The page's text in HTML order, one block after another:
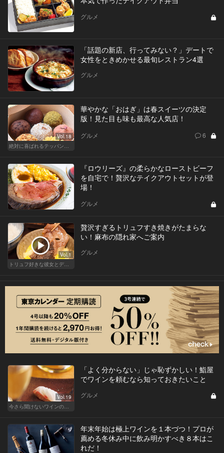
グルメ
「話題の新店、行ってみない？」デートで
女性をときめかせる最旬レストラン4選
グルメ
Vol.18
絶対に喜ばれるテッパン手土産
華やかな「おはぎ」は春スイーツの決定
版！見た目も味も最高な人気店！
グルメ 6
『ロウリーズ』の柔らかなローストビーフ
を自宅で！贅沢なテイクアウトセットが登
場！
グルメ
Vol.1
トリュフ好きな彼女とデートにおすすめ！東京の人気店
贅沢すぎるトリュフすき焼きがたまらな
い！麻布の隠れ家へご案内
グルメ
Vol.19
今さら聞けないワインの基礎知識
「よく分からない」じゃ恥ずかしい！鮨屋
でワインを頼むなら知っておきたいこと
グルメ
年末年始は極上ワインを１本づつ！プロが
薦める冬休み中に飲み明かすべき８本はこ
れだ！